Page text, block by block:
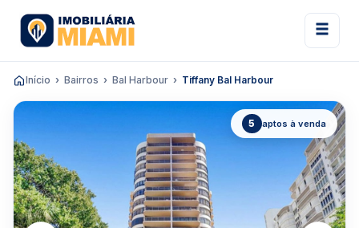
Início Bairros Bal Harbour Tiffany Bal Harbour
5 aptos à venda